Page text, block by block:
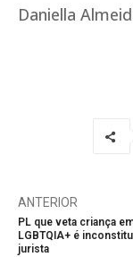
Daniella
ANTERIOR
PL que veta criança
LGBTQIA+ é
jurista